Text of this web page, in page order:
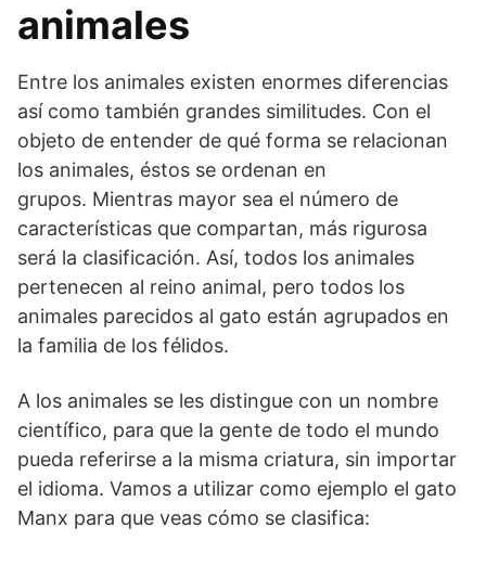
animales
Entre los animales existen enormes diferencias
así como también grandes similitudes. Con el
objeto de entender de qué forma se relacionan
los animales, éstos se ordenan en
grupos. Mientras mayor sea el número de
características que compartan, más rigurosa
será la clasificación. Así, todos los animales
pertenecen al reino animal, pero todos los
animales parecidos al gato están agrupados en
la familia de los félidos.
A los animales se les distingue con un nombre
científico, para que la gente de todo el mundo
pueda referirse a la misma criatura, sin importar
el idioma. Vamos a utilizar como ejemplo el gato
Manx para que veas cómo se clasifica: